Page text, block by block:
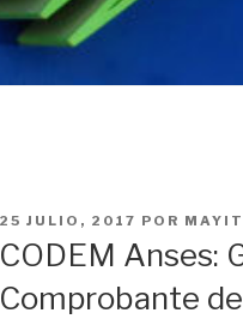
PUBLICADO
25 JULIO, 2017 POR
CODEM Anses:
Comprobante